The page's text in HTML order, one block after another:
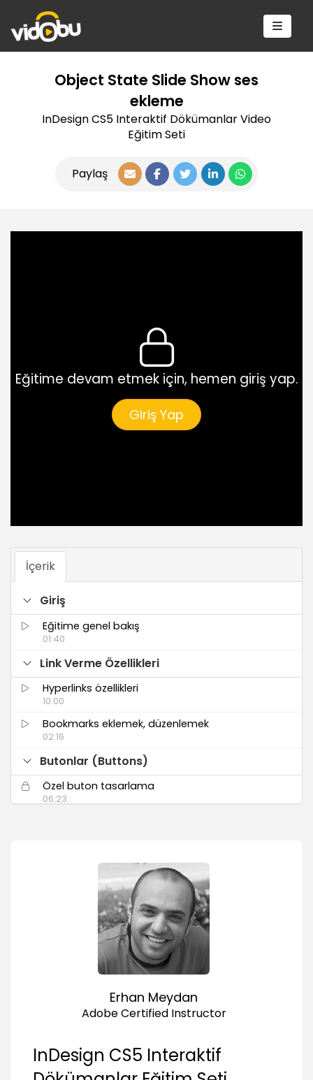
Object State Slide Show ses
ekleme
InDesign CS5 Interaktif Dökümanlar Video
Eğitim Seti
Paylaş
Eğitime devam etmek için, hemen giriş yap.
Giriş Yap
İçerik
Giriş
Eğitime genel bakış
01:40
Link Verme Özellikleri
Hyperlinks özellikleri
10:00
Bookmarks eklemek, düzenlemek
02:16
Butonlar (Buttons)
Özel buton tasarlama
06:23
Butonlar ile sayfaları yönetme
Medya Dökümanları ile Çalışma (Media)
Video dosyası eklemek
Video'yu butonlar ile yönetmek
Ses dosyası eklemek
dönüşüm
Erhan Meydan
Adobe Certified Instructor
InDesign CS5 Interaktif